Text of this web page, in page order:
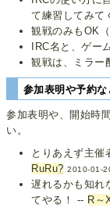
て練習してみて
観戦のみもOK
IRC名と、ゲー
観戦は、ミラー
参加表明や予約な
参加表明や、開始時
い。
とりあえず主催
RuRu? 2010-01-
遅れるかも知
てやる！ -- R～